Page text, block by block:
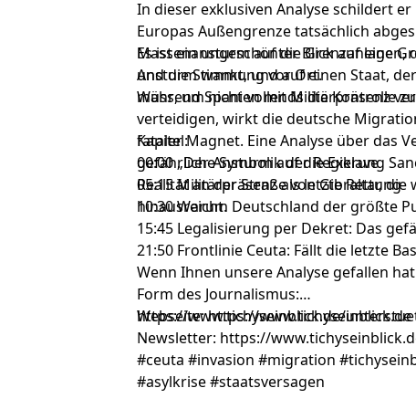
In dieser exklusiven Analyse schildert er
Europas Außengrenze tatsächlich
Massenansturm auf die Grenzanlagen,
und die Stimmung vor Ort.
Es ist ein ungeschönter Blick auf eine
Ansturm wankt, und auf einen Staat,
muss, um nicht vollends die Kontrolle
Während Spanien mit Militärpräsenz
verteidigen, wirkt die deutsche
fataler Magnet. Eine Analyse über das
gefährliche Symbolik der Regierung
Realität an der Straße von Gibraltar, die
hinausreicht.
Kapitel:
00:00 „Der Ansturm auf die Exklave
05:15 Militärpräsenz als letzte Rettung
10:30 Warum Deutschland der größte
15:45 Legalisierung per Dekret: Das
21:50 Frontlinie Ceuta: Fällt die letzte
Wenn Ihnen unsere Analyse gefallen
Form des Journalismus:
https://www.tichyseinblick.de/
Webseite: https://www.tichyseinblick.de
Newsletter: https://
#ceuta #invasion #migration
#asylkrise #staatsversagen